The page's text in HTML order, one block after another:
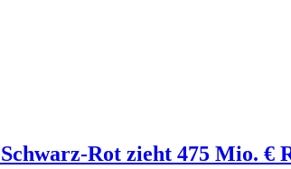
Rot zieht 475 Mio.